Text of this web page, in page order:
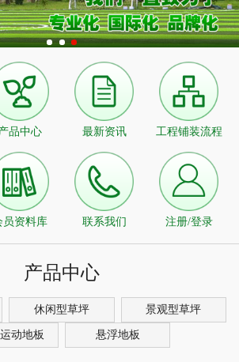
品中心 最新资讯 工程铺装流程
员资料库 联系我们 注册/登录
产品中心
休闲型草坪 景观型草坪
动地板 悬浮地板